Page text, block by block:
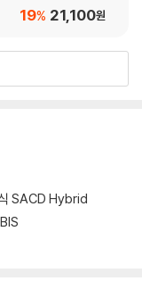
신라, 바이올린 협주곡
g Yun: Violin Concert
21,100원
19%
SACD Hybrid
BIS